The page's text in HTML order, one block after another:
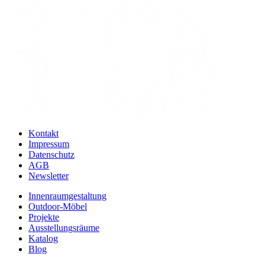
Kontakt
Impressum
Datenschutz
AGB
Newsletter
Innenraumgestaltung
Outdoor-Möbel
Projekte
Ausstellungsräume
Katalog
Blog